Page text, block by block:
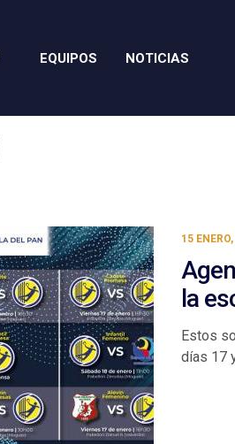
EQUIPOS NOTICIAS
15
la
Estos
días 17